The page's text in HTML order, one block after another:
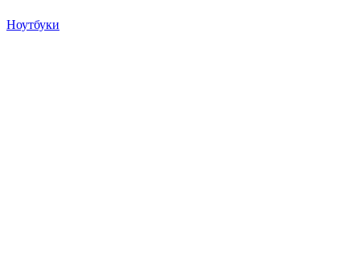
Ноутбуки